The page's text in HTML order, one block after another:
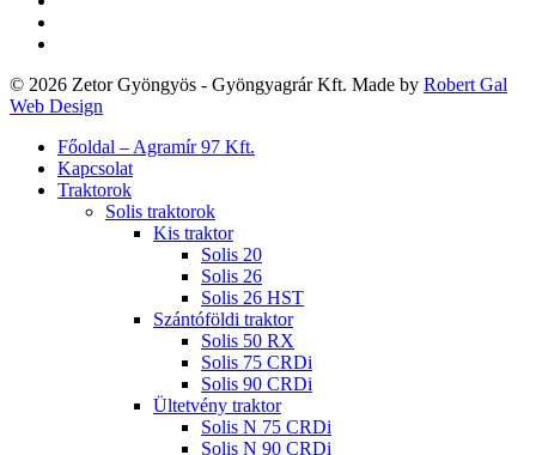
© 2026 Zetor Gyöngyös - Gyöngyagrár Kft. Made by Robert Gal
Web Design
Close
Menu
Főoldal – Agramír 97 Kft.
Kapcsolat
Traktorok
Solis traktorok
Kis traktor
Solis 20
Solis 26
Solis 26 HST
Szántóföldi traktor
Solis 50 RX
Solis 75 CRDi
Solis 90 CRDi
Ültetvény traktor
Solis N 75 CRDi
Solis N 90 CRDi